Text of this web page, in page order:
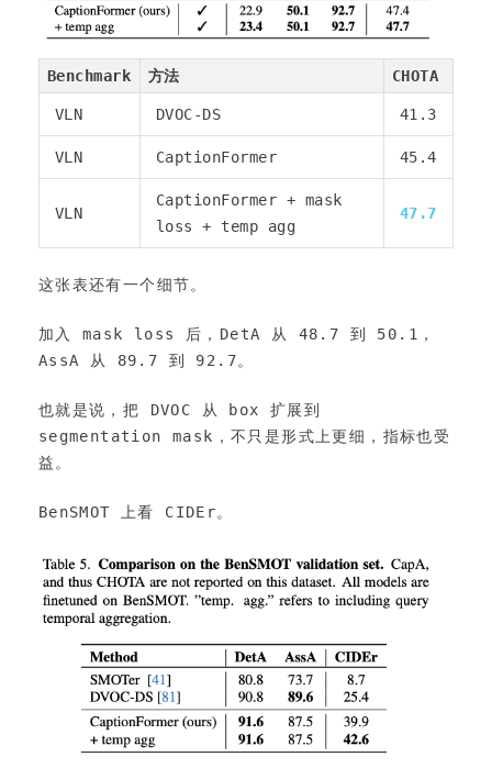
Benchmark 方法 CHOTA
VLN DVOC-DS 41.3
VLN CaptionFormer 45.4
VLN
CaptionFormer + mask
loss + temp agg
47.7
这张表还有一个细节。
加入 mask loss 后，DetA 从 48.7 到 50.1，
AssA 从 89.7 到 92.7。
也就是说，把 DVOC 从 box 扩展到
segmentation mask，不只是形式上更细，指标也受
益。
BenSMOT 上看 CIDEr。